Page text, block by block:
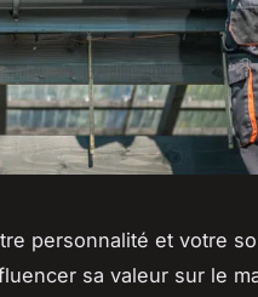
personnalité et votre
sa valeur sur le